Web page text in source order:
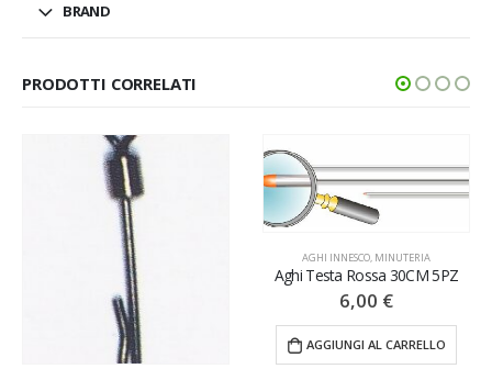
BRAND
PRODOTTI CORRELATI
AGHI INNESCO, MINUTERIA
Aghi Testa Rossa 30CM 5PZ
6,00 €
AGGIUNGI AL CARRELLO